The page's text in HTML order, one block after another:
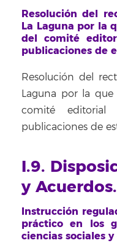
Resolución del
La Laguna por la
del comité
publicaciones de
Resolución del
Laguna por la que
comité
publicaciones de
I.9.
y
Instrucción
práctico en los
ciencias sociales